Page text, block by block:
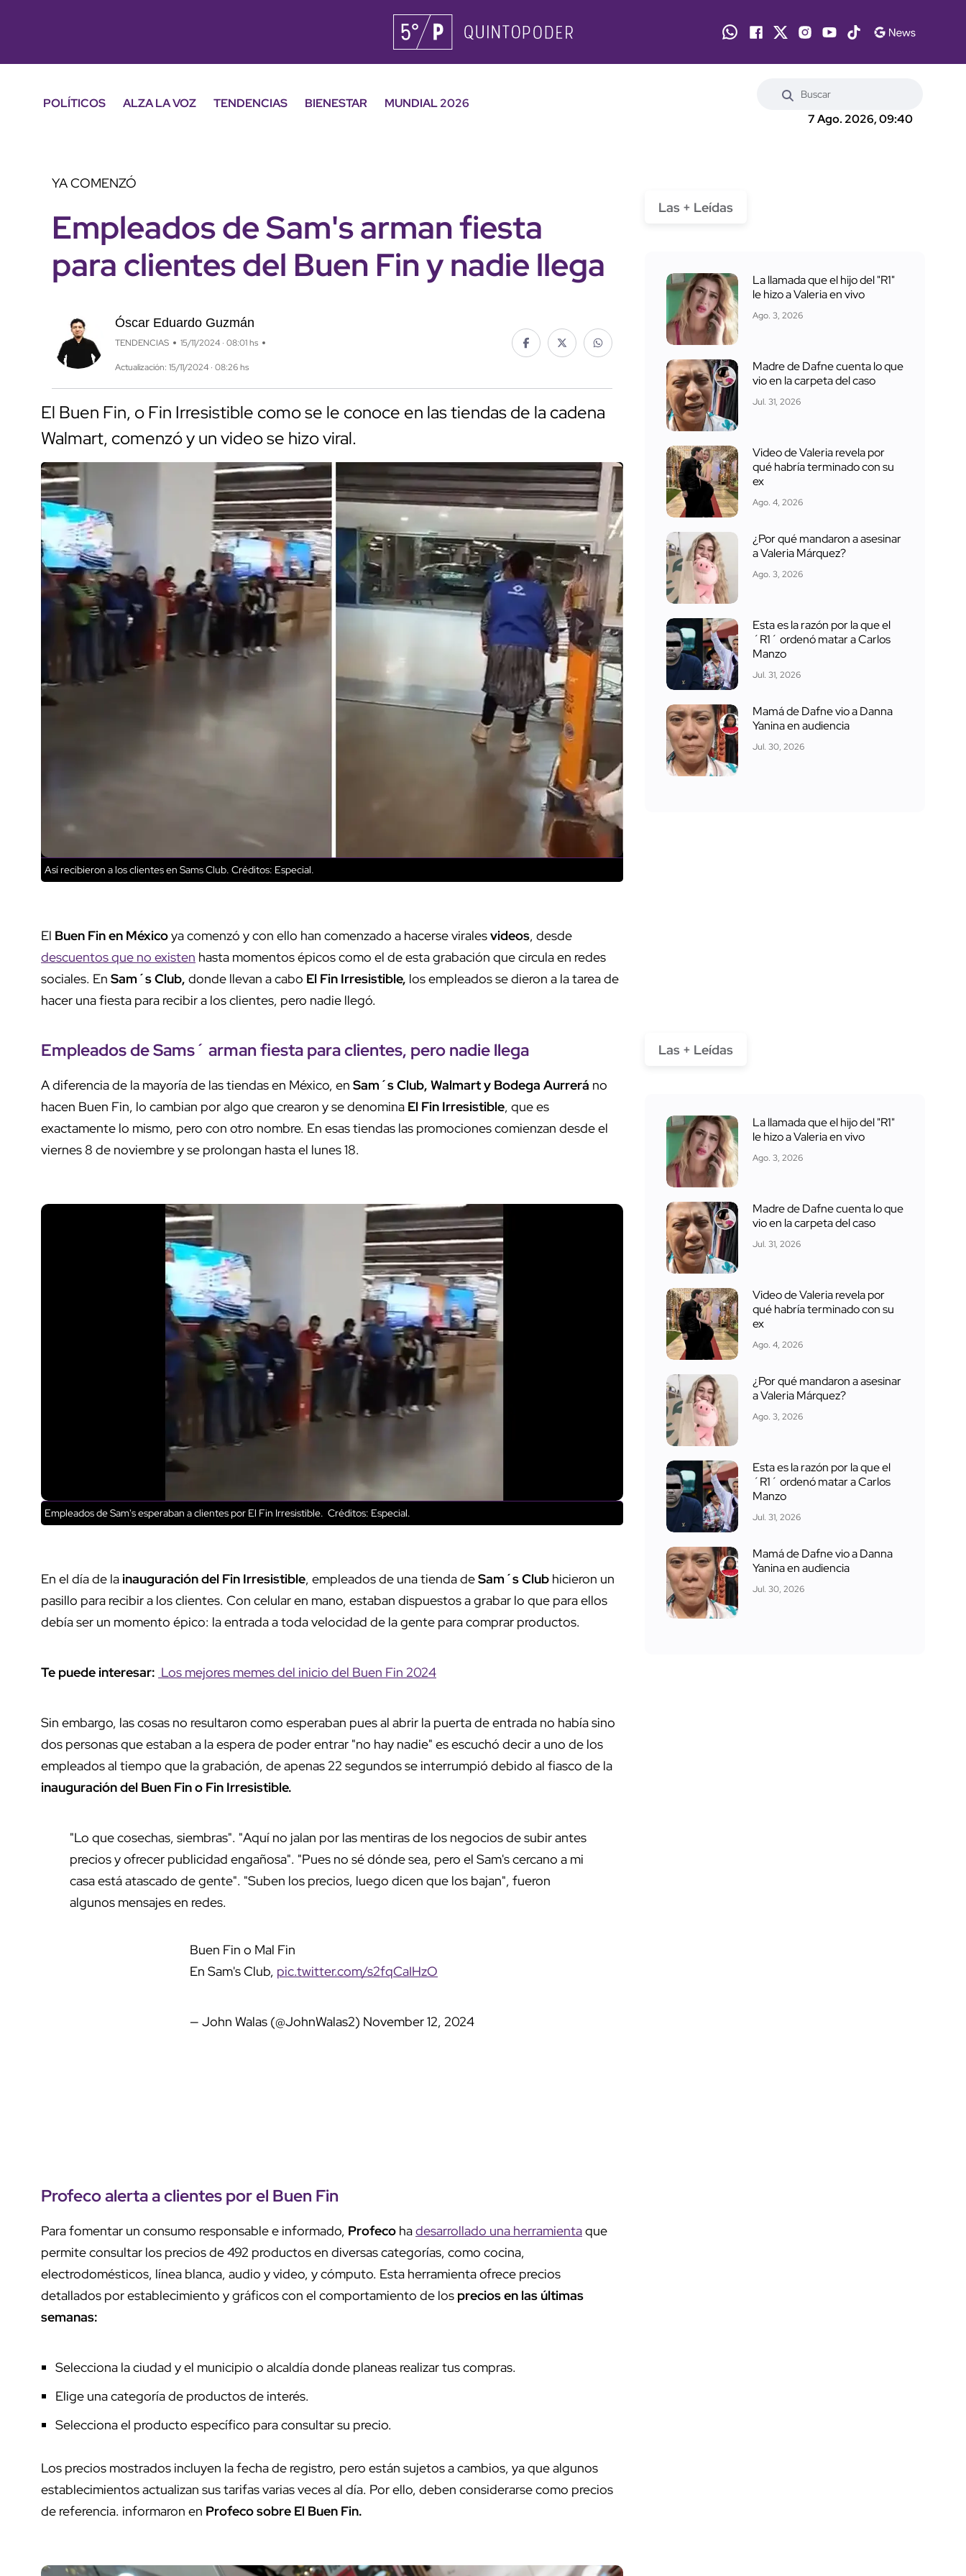
POLÍTICOS ALZA LA VOZ TENDENCIAS BIENESTAR
MUNDIAL 2026
7 Ago. 2026, 09:40
YA COMENZÓ
Empleados de Sam's arman fiesta
para clientes del Buen Fin y nadie llega
Óscar Eduardo Guzmán
TENDENCIAS 15/11/2024 · 08:01 hs
Actualización: 15/11/2024 · 08:26 hs
El Buen Fin, o Fin Irresistible como se le conoce en las tiendas de la cadena
Walmart, comenzó y un video se hizo viral.
Así recibieron a los clientes en Sams Club. Créditos: Especial.
El Buen Fin en Méxicoya comenzó y con ello han comenzado a hacerse viralesvideos, desde
descuentos que no existen hasta momentos épicos como el de esta grabación que circula en redes
sociales. En Sam´s Club, donde llevan a cabo El Fin Irresistible, los empleados se dieron a la tarea de
hacer una fiesta para recibir a los clientes, pero nadie llegó.
Empleados de Sams´ arman fiesta para clientes, pero nadie llega
A diferencia de la mayoría de las tiendas en México, en Sam´s Club, Walmart y Bodega Aurrerá no
hacen Buen Fin, lo cambian por algo que crearon y se denomina El Fin Irresistible, que es
exactamente lo mismo, pero con otro nombre. En esas tiendas las promociones comienzan desde el
viernes 8 de noviembre y se prolongan hasta el lunes 18.
Empleados de Sam's esperaban a clientes por El Fin Irresistible. Créditos: Especial.
En el día de lainauguración del Fin Irresistible, empleados de una tienda deSam´s Club hicieron un
pasillo para recibir a los clientes. Con celular en mano, estaban dispuestos a grabar lo que para ellos
debía ser un momento épico: la entrada a toda velocidad de la gente para comprar productos.
Te puede interesar: Los mejores memes del inicio del Buen Fin 2024
Sin embargo, las cosas no resultaron como esperaban pues al abrir la puerta de entrada no había sino
dos personas que estaban a la espera de poder entrar "no hay nadie" es escuchó decir a uno de los
empleados al tiempo que la grabación, de apenas 22 segundos se interrumpió debido al fiasco de la
inauguración del Buen Fin o Fin Irresistible.
"Lo que cosechas, siembras". "Aquí no jalan por las mentiras de los negocios de subir antes
precios y ofrecer publicidad engañosa". "Pues no sé dónde sea, pero el Sam's cercano a mi
casa está atascado de gente". "Suben los precios, luego dicen que los bajan", fueron
algunos mensajes en redes.
Buen Fin o Mal Fin
En Sam's Club, pic.twitter.com/s2fqCaIHzO
— John Walas (@JohnWalas2) November 12, 2024
Profeco alerta a clientes por el Buen Fin
Para fomentar un consumo responsable e informado, Profeco hadesarrollado una herramientaque
permite consultar los precios de 492 productos en diversas categorías, como cocina,
electrodomésticos, línea blanca, audio y video, y cómputo. Esta herramienta ofrece precios
detallados por establecimiento y gráficos con el comportamiento de los precios en las últimas
semanas:
Selecciona la ciudad y el municipio o alcaldía donde planeas realizar tus compras.
Elige una categoría de productos de interés.
Selecciona el producto específico para consultar su precio.
Los precios mostrados incluyen la fecha de registro, pero están sujetos a cambios, ya que algunos
establecimientos actualizan sus tarifas varias veces al día. Por ello, deben considerarse como precios
de referencia. informaron en Profeco sobre El Buen Fin.
Las + Leídas
La llamada que el hijo del "R1"
le hizo a Valeria en vivo
Ago. 3, 2026
Madre de Dafne cuenta lo que
vio en la carpeta del caso
Jul. 31, 2026
Video de Valeria revela por
qué habría terminado con su
ex
Ago. 4, 2026
¿Por qué mandaron a asesinar
a Valeria Márquez?
Ago. 3, 2026
Esta es la razón por la que el
´R1´ ordenó matar a Carlos
Manzo
Jul. 31, 2026
Mamá de Dafne vio a Danna
Yanina en audiencia
Jul. 30, 2026
Las + Leídas
La llamada que el hijo del "R1"
le hizo a Valeria en vivo
Ago. 3, 2026
Madre de Dafne cuenta lo que
vio en la carpeta del caso
Jul. 31, 2026
Video de Valeria revela por
qué habría terminado con su
ex
Ago. 4, 2026
¿Por qué mandaron a asesinar
a Valeria Márquez?
Ago. 3, 2026
Esta es la razón por la que el
´R1´ ordenó matar a Carlos
Manzo
Jul. 31, 2026
Mamá de Dafne vio a Danna
Yanina en audiencia
Jul. 30, 2026